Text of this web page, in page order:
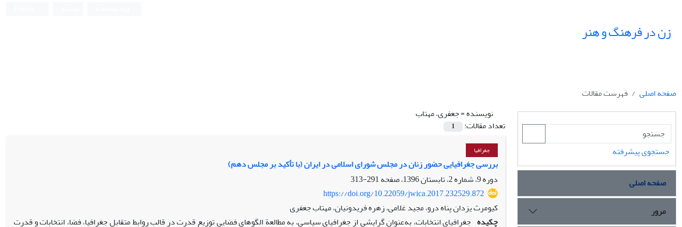
زن در فرهنگ و هنر
صفحه اصلی
فهرست مقالات
نویسنده =جعفری، مهتاب
تعداد مقالات:
1
جغرافیا
بررسی جغرافیایی حضور زنان در مجلس شورای اسلامی در ایران (با تأکید بر مجلس دهم)
دوره 9، شماره 2، تابستان 1396، صفحه
291-313
https://doi.org/10.22059/jwica.2017.232529.872
کیومرث یزدان پناه درو، مجید غلامی، زهره فریدونیان، مهتاب جعفری
چکیده جغرافیای انتخابات، به‌عنوان گرایشی از جغرافیای سیاسی، به مطالعة الگوهای فضایی توزیع قدرت در قالب روابط متقابل جغرافیا، فضا، انتخابات و قدرت
جستجوی پیشرفته
صفحه اصلی
مرور